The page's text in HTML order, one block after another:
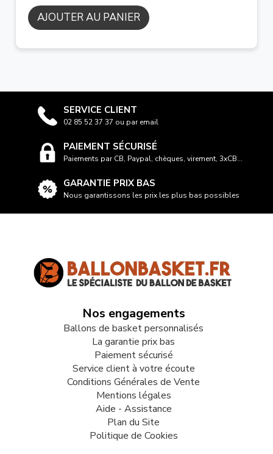
AJOUTER AU PANIER
SERVICE CLIENT
02 85 52 37 37 ou par email
PAIEMENT SÉCURISÉ
Paiements par CB, Paypal, chèques, virement, 3xCB...
GARANTIE PRIX BAS
Nous garantissons les prix les plus bas possibles
Nos engagements
Ballons de basket personnalisés
La garantie prix bas
Paiement sécurisé
Service client à votre écoute
Conditions Générales de Vente
Mentions légales
Aide - Assistance
Plan du Site
Politique de Cookies